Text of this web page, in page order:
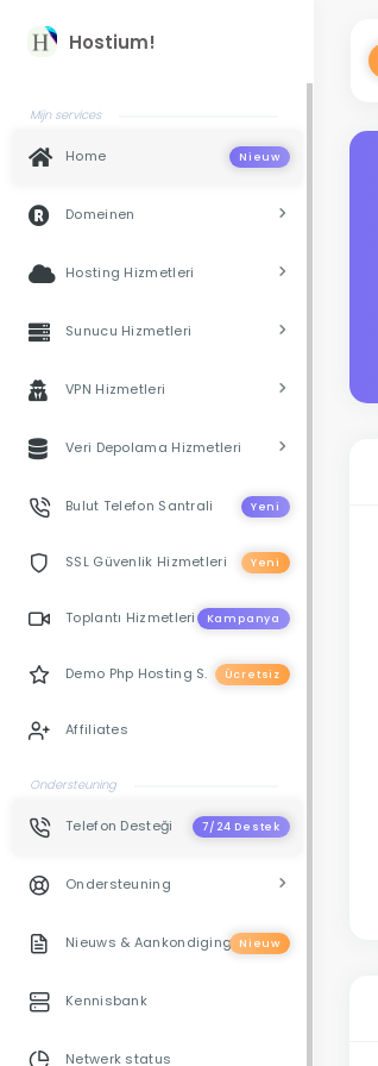
Hostium!
Mijn services
Home Nieuw
Domeinen
Hosting Hizmetleri
Sunucu Hizmetleri
VPN Hizmetleri
Veri Depolama Hizmetleri
Bulut Telefon Santrali Yeni
SSL Güvenlik Hizmetleri Yeni
Toplantı Hizmetleri Kampanya
Demo Php Hosting S. Ücretsiz
Affiliates
Ondersteuning
Telefon Desteği 7/24 Destek
Ondersteuning
Nieuws & AankondigingenNieuw
Kennisbank
Netwerk status